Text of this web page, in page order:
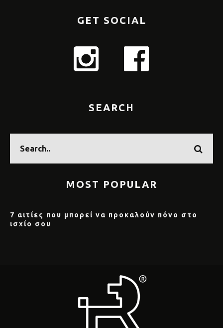
GET SOCIAL
SEARCH
MOST POPULAR
7 αιτίες που μπορεί να προκαλούν πόνο στο
ισχίο σου